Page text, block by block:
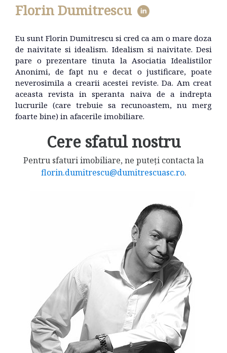
Florin Dumitrescu
Eu sunt Florin Dumitrescu si cred ca am o mare doza
de naivitate si idealism. Idealism si naivitate. Desi
pare o prezentare tinuta la Asociatia Idealistilor
Anonimi, de fapt nu e decat o justificare, poate
neverosimila a crearii acestei reviste. Da. Am creat
aceasta revista in speranta naiva de a indrepta
lucrurile (care trebuie sa recunoastem, nu merg
foarte bine) in afacerile imobiliare.
Cere sfatul nostru
Pentru sfaturi imobiliare, ne puteți contacta la
florin.dumitrescu@dumitrescuasc.ro.